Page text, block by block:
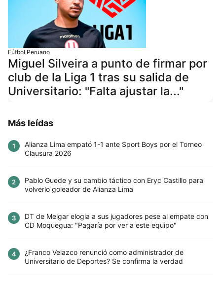
Fútbol Peruano
Miguel Silveira a punto de firmar por
club de la Liga 1 tras su salida de
Universitario: "Falta ajustar la..."
Más leídas
1
Alianza Lima empató 1-1 ante Sport Boys por el Torneo
Clausura 2026
2
Pablo Guede y su cambio táctico con Eryc Castillo para
volverlo goleador de Alianza Lima
3
DT de Melgar elogia a sus jugadores pese al empate con
CD Moquegua: "Pagaría por ver a este equipo"
4
¿Franco Velazco renunció como administrador de
Universitario de Deportes? Se confirma la verdad